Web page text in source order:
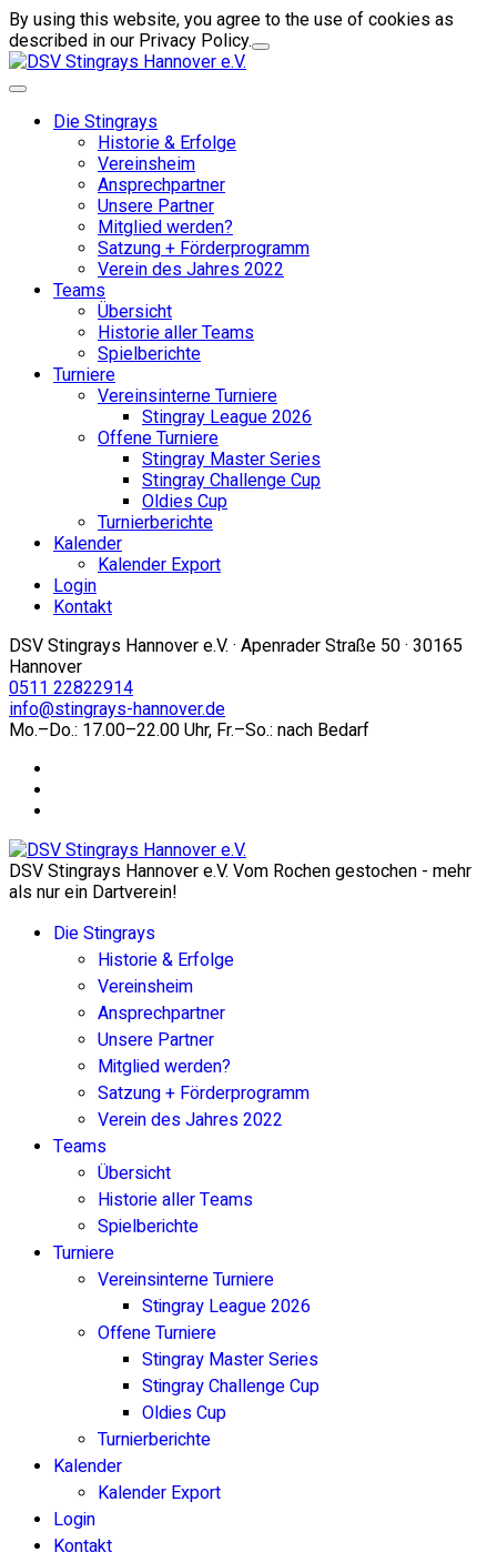
By using this website, you agree to the use of cookies as
described in our Privacy Policy.
Die Stingrays
Historie & Erfolge
Vereinsheim
Ansprechpartner
Unsere Partner
Mitglied werden?
Satzung + Förderprogramm
Verein des Jahres 2022
Teams
Übersicht
Historie aller Teams
Spielberichte
Turniere
Vereinsinterne Turniere
Stingray League 2026
Offene Turniere
Stingray Master Series
Stingray Challenge Cup
Oldies Cup
Turnierberichte
Kalender
Kalender Export
Login
Kontakt
DSV Stingrays Hannover e.V. · Apenrader Straße 50 · 30165
Hannover
0511 22822914
info@stingrays-hannover.de
Mo.–Do.: 17.00–22.00 Uhr, Fr.–So.: nach Bedarf
DSV Stingrays Hannover e.V. Vom Rochen gestochen - mehr
als nur ein Dartverein!
Die Stingrays
Historie & Erfolge
Vereinsheim
Ansprechpartner
Unsere Partner
Mitglied werden?
Satzung + Förderprogramm
Verein des Jahres 2022
Teams
Übersicht
Historie aller Teams
Spielberichte
Turniere
Vereinsinterne Turniere
Stingray League 2026
Offene Turniere
Stingray Master Series
Stingray Challenge Cup
Oldies Cup
Turnierberichte
Kalender
Kalender Export
Login
Kontakt